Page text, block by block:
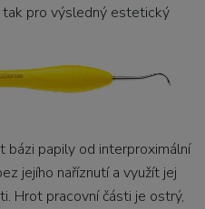
tak pro výsledný estetický
bázi papily od interproximální
jejího naříznutí a využít jej
Hrot pracovní části je ostrý,